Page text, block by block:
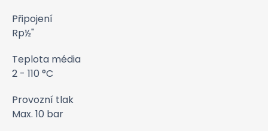
Připojení
Rp½"
Teplota média
2 - 110 °C
Provozní tlak
Max. 10 bar